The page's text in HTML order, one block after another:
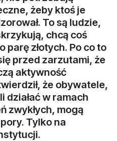
żeby ktoś je
To są ludzie,
chcą coś
parę złotych. Po co to
przed zarzutami, że
aktywność
że obywatele,
działać w ramach
zwykłych, mogą
Tylko na